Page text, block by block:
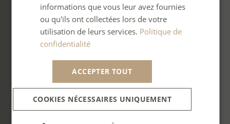
informations que vous leur avez fournies
ou qu'ils ont collectées lors de votre
utilisation de leurs services. Politique de
confidentialité
ACCEPTER TOUT
COOKIES NÉCESSAIRES UNIQUEMENT